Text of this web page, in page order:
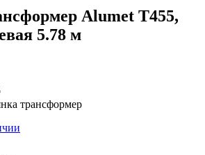
Alumet Т455,
5.78 м
трансформер